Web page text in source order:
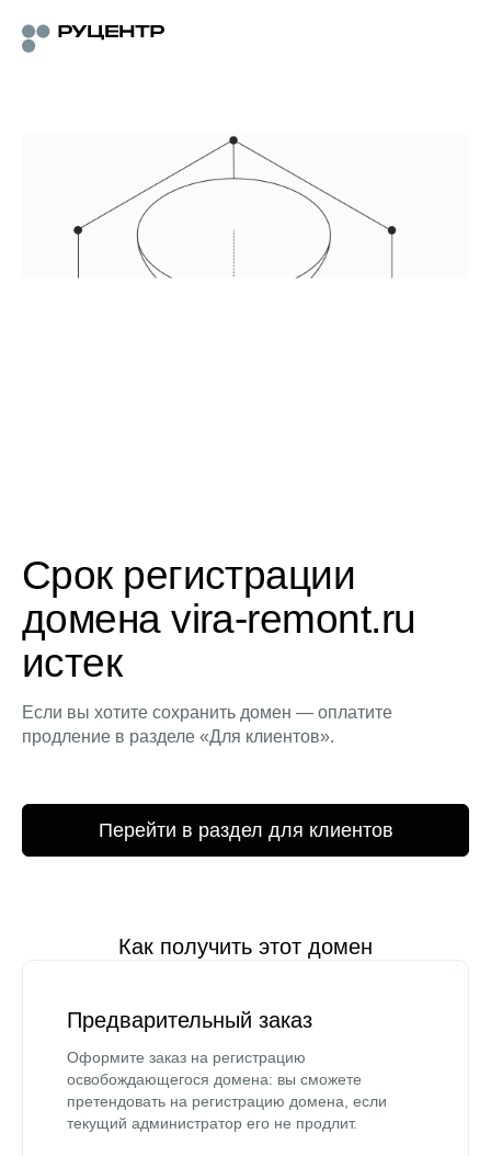
Срок регистрации
домена vira-remont.ru
истек
Если вы хотите сохранить домен — оплатите
продление в разделе «Для клиентов».
Перейти в раздел для клиентов
Как получить этот домен
Предварительный заказ
Оформите заказ на регистрацию
освобождающегося домена: вы сможете
претендовать на регистрацию домена, если
текущий администратор его не продлит.